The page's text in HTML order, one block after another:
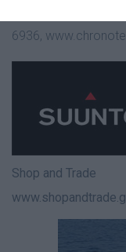
6936,
Shop and Trade